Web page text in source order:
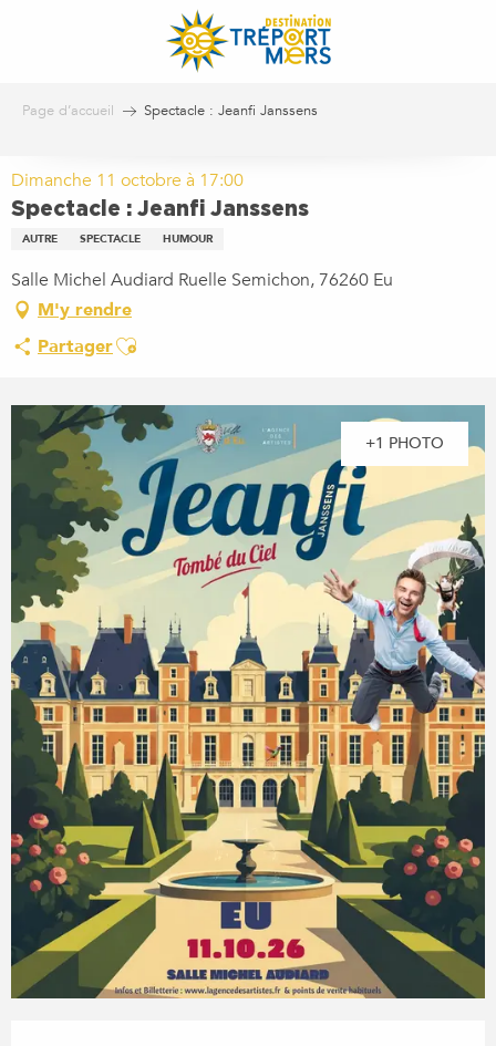
Page d’accueil Spectacle : Jeanfi Janssens
Dimanche 11 octobre à 17:00
Spectacle : Jeanfi Janssens
AUTRE SPECTACLE HUMOUR
Salle Michel Audiard Ruelle Semichon, 76260 Eu
M'y rendre
PartagerAjouter aux favoris
+1 PHOTO